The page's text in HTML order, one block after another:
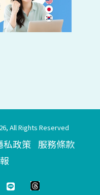
All Rights Reserved
私政策 服務條款